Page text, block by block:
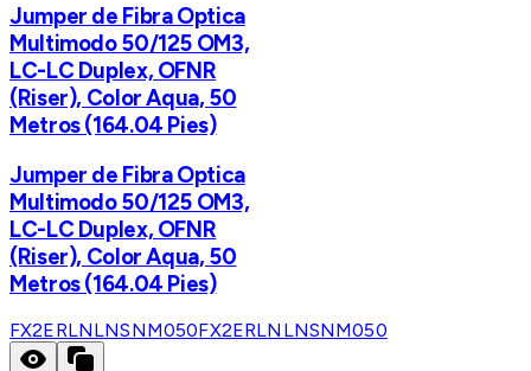
Jumper de Fibra Optica
Multimodo 50/125 OM3,
LC-LC Duplex, OFNR
(Riser), Color Aqua, 50
Metros (164.04 Pies)
Jumper de Fibra Optica
Multimodo 50/125 OM3,
LC-LC Duplex, OFNR
(Riser), Color Aqua, 50
Metros (164.04 Pies)
FX2ERLNLNSNM050FX2ERLNLNSNM050